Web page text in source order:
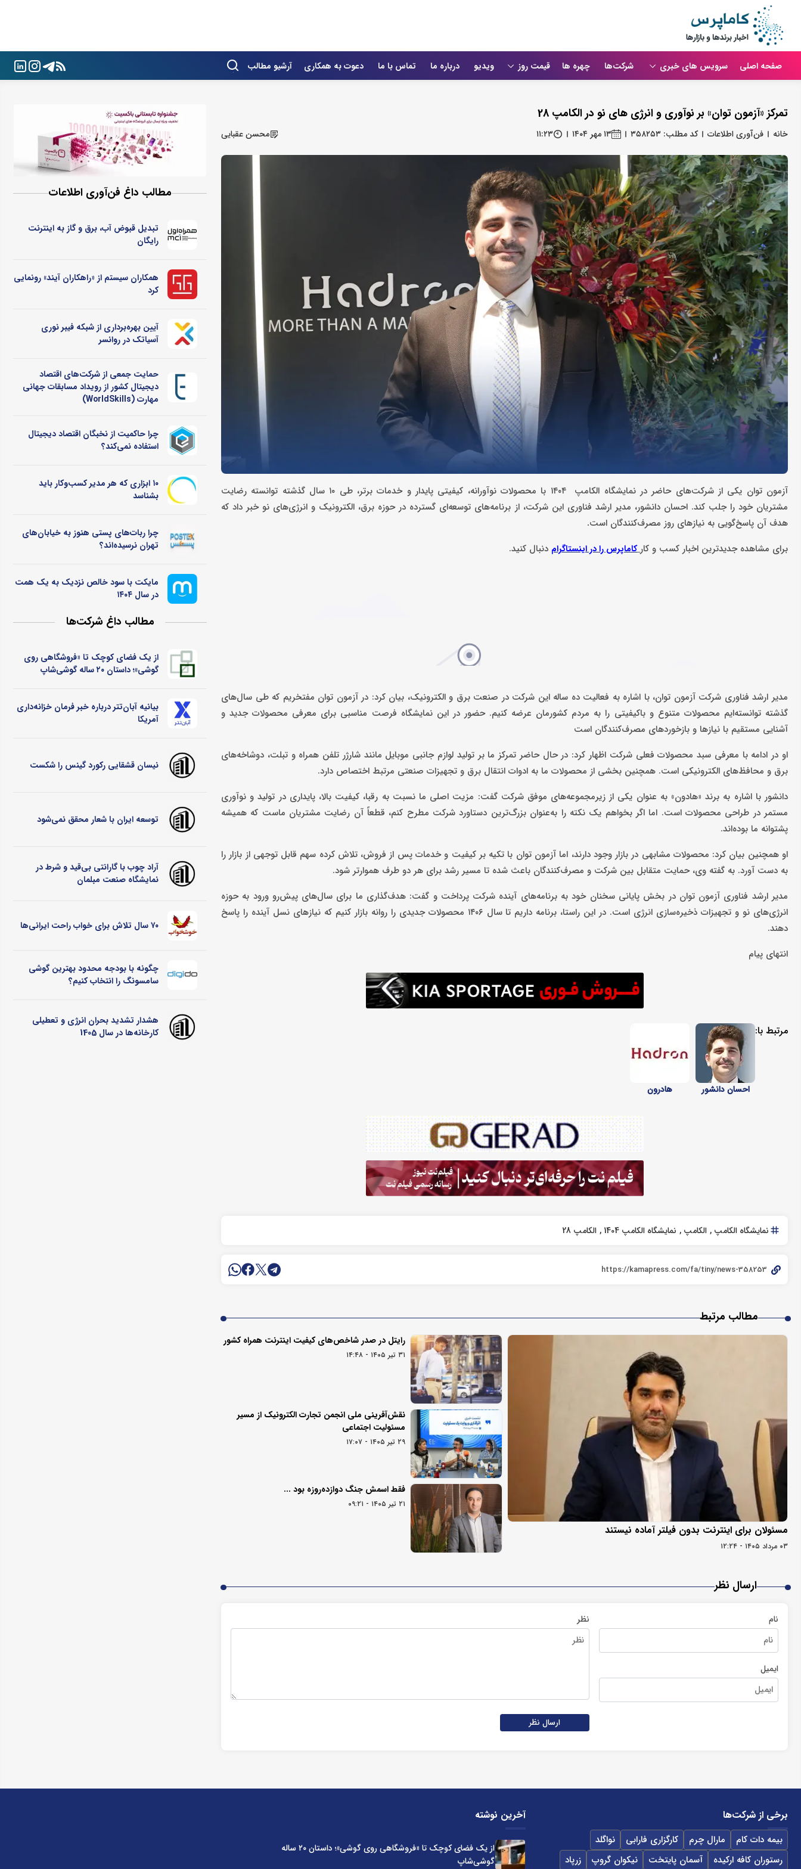
صفحه اصلی سرویس های خبری شرکت‌ها چهره ها قیمت روز ویدیو درباره ما تماس با ما دعوت به همکاری آرشیو مطالب
تمرکز «آزمون توان» بر نوآوری و انرژی‌ های نو در الکامپ 28
خانه فن‌آوری اطلاعات کد مطلب: ۳۵۸۲۵۳ ۱۳ مهر ۱۴۰۴ ۱۱:۲۳ محسن عقبایی
آزمون توان یکی از شرکت‌های حاضر در نمایشگاه الکامپ ۱۴۰۴ با محصولات نوآورانه، کیفیتی پایدار و خدمات برتر، طی ۱۰ سال گذشته توانسته رضایت
مشتریان خود را جلب کند. احسان دانشور، مدیر ارشد فناوری این شرکت، از برنامه‌های توسعه‌ای گسترده در حوزه برق، الکترونیک و انرژی‌های نو خبر داد که
هدف آن پاسخ‌گویی به نیازهای روز مصرف‌کنندگان است.
برای مشاهده جدیدترین اخبار کسب و کار کاماپرس را در اینستاگرام دنبال کنید.
مدیر ارشد فناوری شرکت آزمون توان، با اشاره به فعالیت ده‌ ساله این شرکت در صنعت برق و الکترونیک، بیان کرد: در آزمون توان مفتخریم که طی سال‌های
گذشته توانسته‌ایم محصولات متنوع و باکیفیتی را به مردم کشورمان عرضه کنیم. حضور در این نمایشگاه فرصت مناسبی برای معرفی محصولات جدید و
آشنایی مستقیم با نیازها و بازخوردهای مصرف‌کنندگان است
او در ادامه با معرفی سبد محصولات فعلی شرکت اظهار کرد: در حال حاضر تمرکز ما بر تولید لوازم جانبی موبایل مانند شارژر تلفن همراه و تبلت، دوشاخه‌های
برق و محافظ‌های الکترونیکی است. همچنین بخشی از محصولات ما به ادوات انتقال برق و تجهیزات صنعتی مرتبط اختصاص دارد.
دانشور با اشاره به برند «هادون» به عنوان یکی از زیرمجموعه‌های موفق شرکت گفت: مزیت اصلی ما نسبت به رقبا، کیفیت بالا، پایداری در تولید و نوآوری
مستمر در طراحی محصولات است. اما اگر بخواهم یک نکته را به‌عنوان بزرگ‌ترین دستاورد شرکت مطرح کنم، قطعاً آن رضایت مشتریان ماست که همیشه
پشتوانه ما بوده‌اند.
او همچنین بیان کرد: محصولات مشابهی در بازار وجود دارند، اما آزمون توان با تکیه بر کیفیت و خدمات پس از فروش، تلاش کرده سهم قابل توجهی از بازار را
به دست آورد. به گفته وی، حمایت متقابل بین شرکت و مصرف‌کنندگان باعث شده تا مسیر رشد برای هر دو طرف هموارتر شود.
مدیر ارشد فناوری آزمون توان در بخش پایانی سخنان خود به برنامه‌های آینده شرکت پرداخت و گفت: هدف‌گذاری ما برای سال‌های پیش‌رو ورود به حوزه
انرژی‌های نو و تجهیزات ذخیره‌سازی انرژی است. در این راستا، برنامه داریم تا سال ۱۴۰۶ محصولات جدیدی را روانه بازار کنیم که نیازهای نسل آینده را پاسخ
دهند.
انتهای پیام
مرتبط با:
احسان دانشور هادرون
نمایشگاه الکامپ الکامپ نمایشگاه الکامپ 1404 الکامپ 28
مطالب مرتبط
مسئولان برای اینترنت بدون فیلتر آماده نیستند
۰۳ مرداد ۱۴۰۵ - ۱۲:۲۴
رایتل در صدر شاخص‌های کیفیت اینترنت همراه کشور
۳۱ تیر ۱۴۰۵ - ۱۴:۴۸
نقش‌آفرینی ملی انجمن تجارت الکترونیک از مسیر
مسئولیت اجتماعی
۲۹ تیر ۱۴۰۵ - ۱۷:۰۷
فقط اسمش جنگ دوازده‌روزه بود ...
۲۱ تیر ۱۴۰۵ - ۰۹:۲۱
ارسال نظر
نام
ایمیل
نظر
ارسال نظر
مطالب داغ فن‌آوری اطلاعات
تبدیل قبوض آب، برق و گاز به اینترنت
رایگان
همکاران سیستم از «راهکاران آیند» رونمایی
کرد
آیین بهره‌برداری از شبکه فیبر نوری
آسیاتک در روانسر
حمایت جمعی از شرکت‌های اقتصاد
دیجیتال کشور از رویداد مسابقات جهانی
مهارت (WorldSkills)
چرا حاکمیت از نخبگان اقتصاد دیجیتال
استفاده نمی‌کند؟
۱۰ ابزاری که هر مدیر کسب‌وکار باید
بشناسد
چرا ربات‌های پستی هنوز به خیابان‌های
تهران نرسیده‌اند؟
مایکت با سود خالص نزدیک به یک همت
در سال ۱۴۰۴
مطالب داغ شرکت‌ها
از یک فضای کوچک تا «فروشگاهی روی
گوشی»؛ داستان ۲۰ ساله گوشی‌شاپ
بیانیه آبان‌تتر درباره خبر فرمان خزانه‌داری
آمریکا
نیسان قشقایی رکورد گینس را شکست
توسعه ایران با شعار محقق نمی‌شود
آراد چوب با گارانتی بی‌قید و شرط در
نمایشگاه صنعت مبلمان
۷۰ سال تلاش برای خواب راحت ایرانی‌ها
چگونه با بودجه محدود بهترین گوشی
سامسونگ را انتخاب کنیم؟
هشدار تشدید بحران انرژی و تعطیلی
کارخانه‌ها در سال 1405
برخی از شرکت‌ها
بیمه دات کام مارال چرم کارگزاری فارابی
نواگلد
رستوران کافه ارکیده
آسمان پایتخت نیکوان گروپ زرپاد
آخرین نوشته
از یک فضای کوچک تا «فروشگاهی روی گوشی»؛ داستان ۲۰ ساله
گوشی‌شاپ